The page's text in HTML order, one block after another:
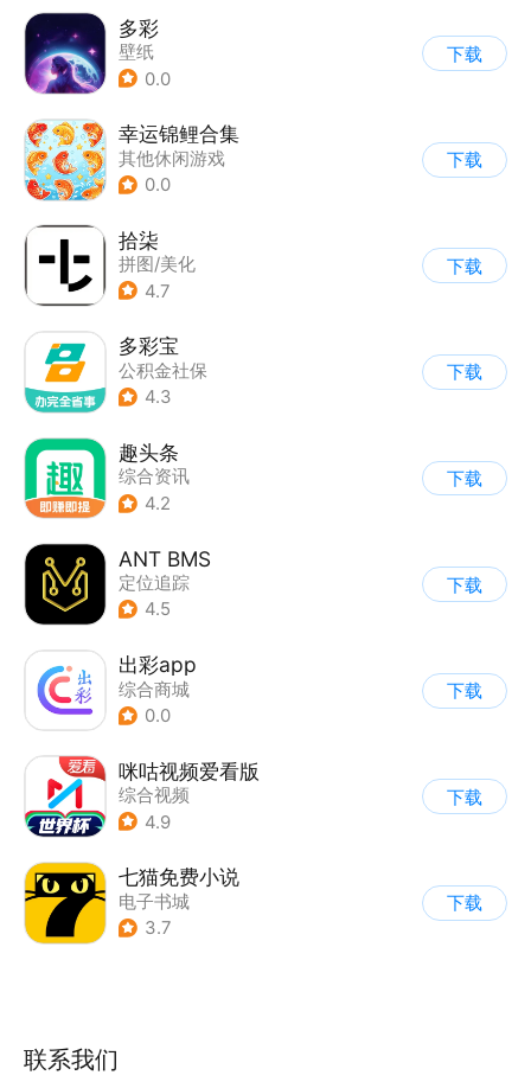
多彩
壁纸
0.0
下载
幸运锦鲤合集
其他休闲游戏
0.0
下载
拾柒
拼图/美化
4.7
下载
多彩宝
公积金社保
4.3
下载
趣头条
综合资讯
4.2
下载
ANT BMS
定位追踪
4.5
下载
出彩app
综合商城
0.0
下载
咪咕视频爱看版
综合视频
4.9
下载
七猫免费小说
电子书城
3.7
下载
联系我们